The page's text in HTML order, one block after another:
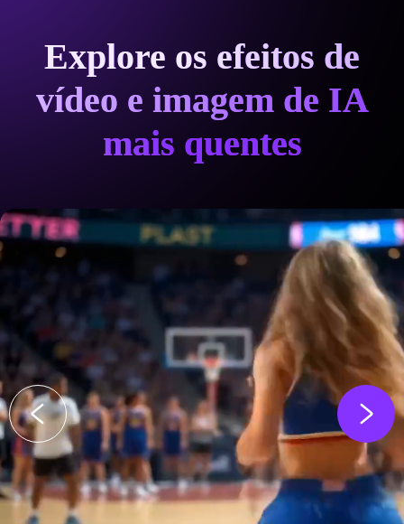
Explore os efeitos de
vídeo e imagem de IA
mais quentes